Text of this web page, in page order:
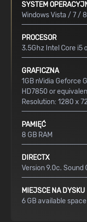
SYSTEM
Windows Vista / 7 /
PROCESOR
3.5Ghz Intel Core i5
GRAFICZNA
1GB nVidia Geforce
HD7850 or
Resolution: 1280 x
PAMIĘĆ
8 GB RAM
DIRECTX
Version 9.0c. Sound
MIEJSCE NA DYSKU
6 GB available space